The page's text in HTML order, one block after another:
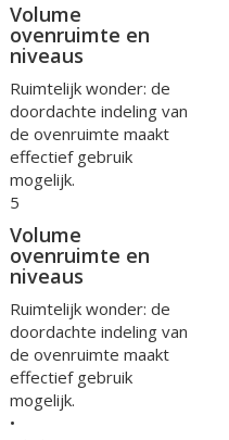
Volume
ovenruimte en
niveaus
Ruimtelijk wonder: de
doordachte indeling van
de ovenruimte maakt
effectief gebruik
mogelijk.
5
Volume
ovenruimte en
niveaus
Ruimtelijk wonder: de
doordachte indeling van
de ovenruimte maakt
effectief gebruik
mogelijk.
•